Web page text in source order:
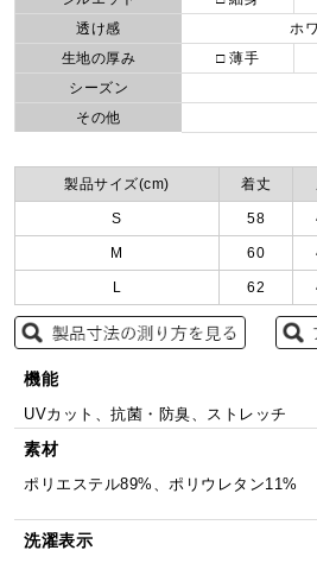
透け感
ホ
生地の厚み
□ 薄手
シーズン
その他
製品サイズ(cm) 着丈
S 58
M 60
L 62
機能
UVカット、抗菌・防臭、ストレッチ
素材
ポリエステル89%、ポリウレタン11%
洗濯表示